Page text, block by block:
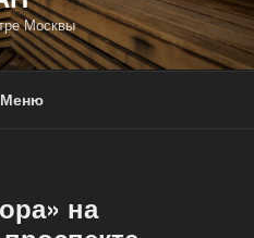
Москвы
Меню
на